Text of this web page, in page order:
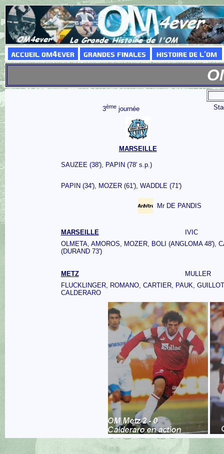
3èmejournée
MARSEILLE
SAUZEE (38'), PAPIN (78' s.p.)
PAPIN (34'), MOZER (61'), WADDLE (71')
Mr DE PANDIS
MARSEILLE
IVIC
OLMETA, AMOROS, MOZER, BOLI (ANGLOMA 48'),
(DURAND 73')
METZ
MULLER
FLUCKLINGER, ROMANO, CARTIER, PAUK,
CALDERARO